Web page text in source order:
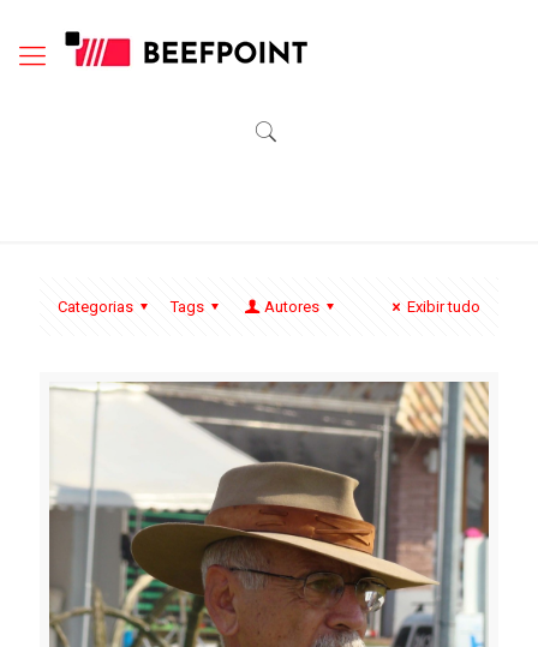
Categorias Tags Autores Exibir tudo